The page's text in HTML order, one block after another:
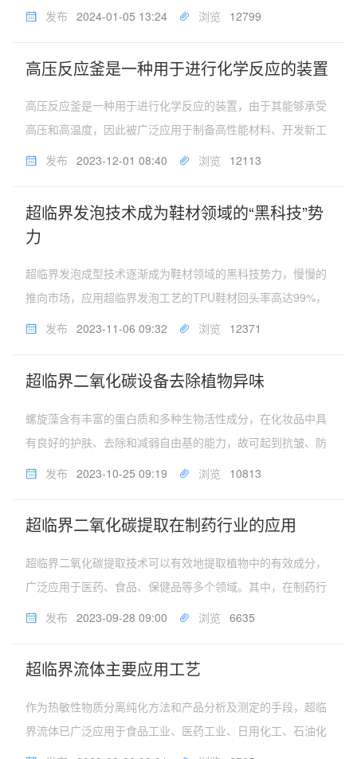
地渗透到弹性塑胶颗粒的内部，从而使胶粒体积膨胀至原来的
度化，相比传统化学发泡技...
发布 2024-01-05 13:24 浏览 12799
高压反应釜是一种用于进行化学反应的装置
高压反应釜是一种用于进行化学反应的装置，由于其能够承受
高压和高温度，因此被广泛应用于制备高性能材料、开发新工
艺、石油化工、生物医药以及进行科学实验等领域。高压反应
高效率与节约资源的优点，...
发布 2023-12-01 08:40 浏览 12113
超临界发泡技术成为鞋材领域的“黑科技”势
力
超临界发泡成型技术逐渐成为鞋材领域的黑科技势力，慢慢的
推向市场，应用超临界发泡工艺的TPU鞋材回头率高达99%，
经过加压加热预处理后，原来5毫米大小的颗粒可以像爆米花
体积将增大10倍。这...
发布 2023-11-06 09:32 浏览 12371
超临界二氧化碳设备去除植物异味
螺旋藻含有丰富的蛋白质和多种生物活性成分，在化妆品中具
有良好的护肤、去除和减弱自由基的能力，故可起到抗皱、防
晒、抗辐射、祛斑、抗衰老等作用。传统方法提取的螺旋藻鱼
临界CO2萃取技术可以在...
发布 2023-10-25 09:19 浏览 10813
超临界二氧化碳提取在制药行业的应用
超临界二氧化碳提取技术可以有效地提取植物中的有效成分，
广泛应用于医药、食品、保健品等多个领域。其中，在制药行
业，超临界二氧化碳萃取的应用越来越受到关注。传统的天然
高，而且不够安全。超临界...
发布 2023-09-28 09:00 浏览 6635
超临界流体主要应用工艺
作为热敏性物质分离纯化方法和产品分析及测定的手段，超临
界流体已广泛应用于食品工业、医药工业、日用化工、石油化
工、农药、林产工业、烟草工业、环境保护等方面。近年来，